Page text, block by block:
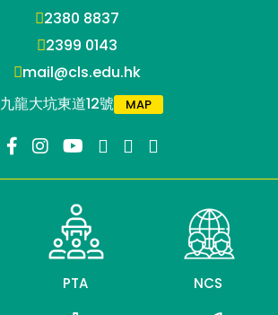
2380 8837
2399 0143
mail@cls.edu.hk
九龍大坑東道12號
MAP
PTA NCS